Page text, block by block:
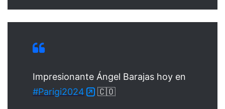
Impresionante Ángel Barajas hoy en
#Parigi2024
🇨🇴